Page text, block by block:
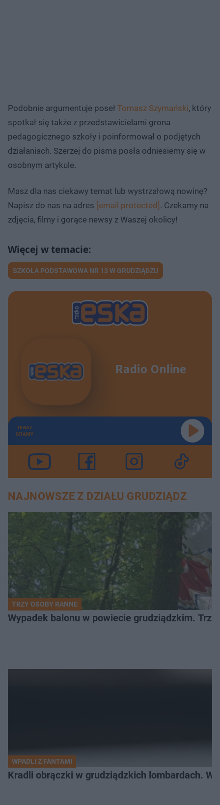
Podobnie argumentuje poseł Tomasz Szymański, który
spotkał się także z przedstawicielami grona
pedagogicznego szkoły i poinformował o podjętych
działaniach. Szerzej do pisma posła odniesiemy się w
osobnym artykule.
Masz dla nas ciekawy temat lub wystrzałową nowinę?
Napisz do nas na adres [email protected] . Czekamy na
zdjęcia, filmy i gorące newsy z Waszej okolicy!
SZKOŁA PODSTAWOWA NR 13 W GRUDZIĄDZU
Radio Online
TERAZ
GRAMY
NAJNOWSZE Z DZIAŁU GRUDZIĄDZ
TRZY OSOBY RANNE
Wypadek balonu w powiecie grudziądzkim.
WPADLI Z FANTAMI
Kradli obrączki w grudziądzkich lombardach.